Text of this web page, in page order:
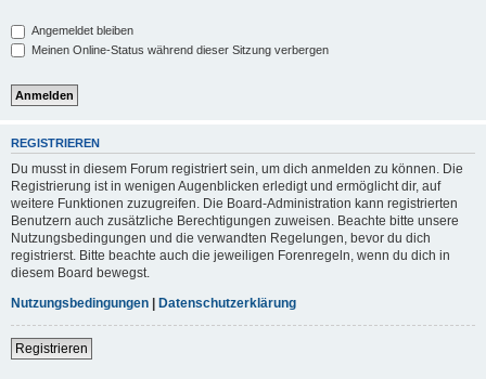
Angemeldet bleiben
Meinen Online-Status während dieser Sitzung verbergen
REGISTRIEREN
Du musst in diesem Forum registriert sein, um dich anmelden zu können. Die
Registrierung ist in wenigen Augenblicken erledigt und ermöglicht dir, auf
weitere Funktionen zuzugreifen. Die Board-Administration kann registrierten
Benutzern auch zusätzliche Berechtigungen zuweisen. Beachte bitte unsere
Nutzungsbedingungen und die verwandten Regelungen, bevor du dich
registrierst. Bitte beachte auch die jeweiligen Forenregeln, wenn du dich in
diesem Board bewegst.
Nutzungsbedingungen | Datenschutzerklärung
Registrieren